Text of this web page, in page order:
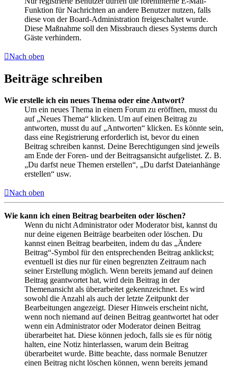
Funktion für Nachrichten an andere Benutzer nutzen, falls
diese von der Board-Administration freigeschaltet wurde.
Diese Maßnahme soll den Missbrauch dieses Systems durch
Gäste verhindern.
Nach oben
Beiträge schreiben
Wie erstelle ich ein neues Thema oder eine Antwort?
Um ein neues Thema in einem Forum zu eröffnen, musst du
auf „Neues Thema“ klicken. Um auf einen Beitrag zu
antworten, musst du auf „Antworten“ klicken. Es könnte sein,
dass eine Registrierung erforderlich ist, bevor du einen
Beitrag schreiben kannst. Deine Berechtigungen sind jeweils
am Ende der Foren- und der Beitragsansicht aufgelistet. Z. B.
„Du darfst neue Themen erstellen“, „Du darfst Dateianhänge
erstellen“ usw.
Nach oben
Wie kann ich einen Beitrag bearbeiten oder löschen?
Wenn du nicht Administrator oder Moderator bist, kannst du
nur deine eigenen Beiträge bearbeiten oder löschen. Du
kannst einen Beitrag bearbeiten, indem du das „Ändere
Beitrag“-Symbol für den entsprechenden Beitrag anklickst;
eventuell ist dies nur für einen begrenzten Zeitraum nach
seiner Erstellung möglich. Wenn bereits jemand auf deinen
Beitrag geantwortet hat, wird dein Beitrag in der
Themenansicht als überarbeitet gekennzeichnet. Es wird
sowohl die Anzahl als auch der letzte Zeitpunkt der
Bearbeitungen angezeigt. Dieser Hinweis erscheint nicht,
wenn noch niemand auf deinen Beitrag geantwortet hat oder
wenn ein Administrator oder Moderator deinen Beitrag
überarbeitet hat. Diese können jedoch, falls sie es für nötig
halten, eine Notiz hinterlassen, warum dein Beitrag
überarbeitet wurde. Bitte beachte, dass normale Benutzer
einen Beitrag nicht löschen können, wenn bereits jemand